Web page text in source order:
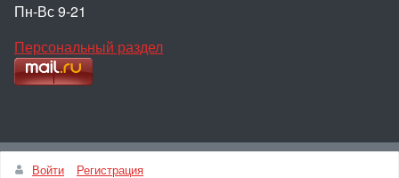
Пн-Вс 9-21
Персональный раздел
Войти Регистрация